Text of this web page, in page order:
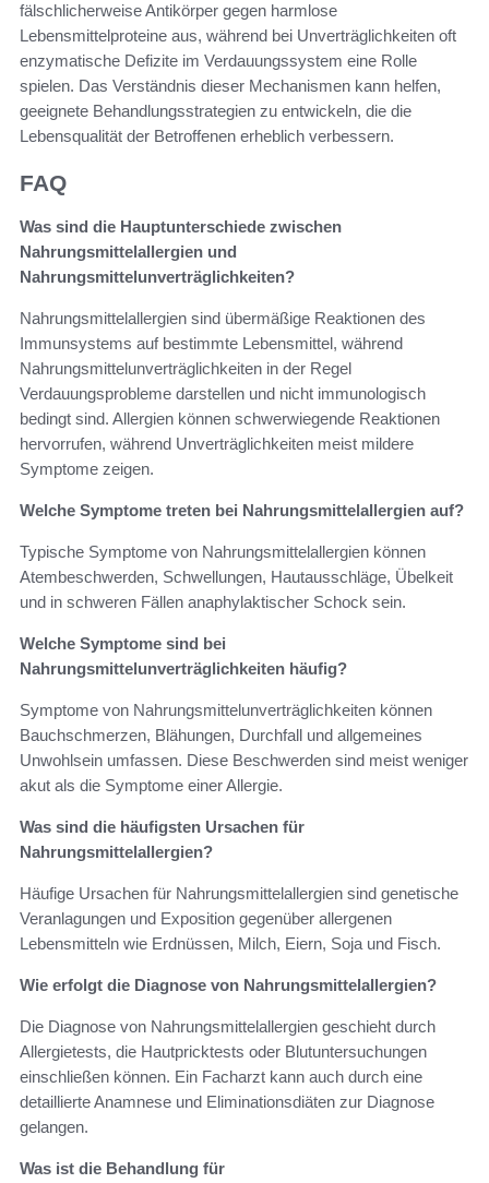
fälschlicherweise Antikörper gegen harmlose
Lebensmittelproteine aus, während bei Unverträglichkeiten oft
enzymatische Defizite im Verdauungssystem eine Rolle
spielen. Das Verständnis dieser Mechanismen kann helfen,
geeignete Behandlungsstrategien zu entwickeln, die die
Lebensqualität der Betroffenen erheblich verbessern.
FAQ
Was sind die Hauptunterschiede zwischen
Nahrungsmittelallergien und
Nahrungsmittelunverträglichkeiten?
Nahrungsmittelallergien sind übermäßige Reaktionen des
Immunsystems auf bestimmte Lebensmittel, während
Nahrungsmittelunverträglichkeiten in der Regel
Verdauungsprobleme darstellen und nicht immunologisch
bedingt sind. Allergien können schwerwiegende Reaktionen
hervorrufen, während Unverträglichkeiten meist mildere
Symptome zeigen.
Welche Symptome treten bei Nahrungsmittelallergien auf?
Typische Symptome von Nahrungsmittelallergien können
Atembeschwerden, Schwellungen, Hautausschläge, Übelkeit
und in schweren Fällen anaphylaktischer Schock sein.
Welche Symptome sind bei
Nahrungsmittelunverträglichkeiten häufig?
Symptome von Nahrungsmittelunverträglichkeiten können
Bauchschmerzen, Blähungen, Durchfall und allgemeines
Unwohlsein umfassen. Diese Beschwerden sind meist weniger
akut als die Symptome einer Allergie.
Was sind die häufigsten Ursachen für
Nahrungsmittelallergien?
Häufige Ursachen für Nahrungsmittelallergien sind genetische
Veranlagungen und Exposition gegenüber allergenen
Lebensmitteln wie Erdnüssen, Milch, Eiern, Soja und Fisch.
Wie erfolgt die Diagnose von Nahrungsmittelallergien?
Die Diagnose von Nahrungsmittelallergien geschieht durch
Allergietests, die Hautpricktests oder Blutuntersuchungen
einschließen können. Ein Facharzt kann auch durch eine
detaillierte Anamnese und Eliminationsdiäten zur Diagnose
gelangen.
Was ist die Behandlung für